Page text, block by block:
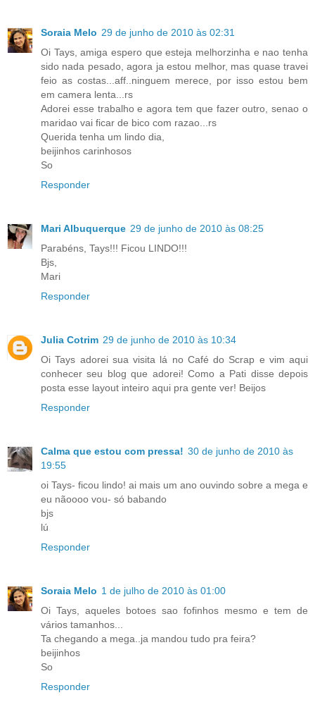
Soraia Melo 29 de junho de 2010 às 02:31
Oi Tays, amiga espero que esteja melhorzinha e nao tenha
sido nada pesado, agora ja estou melhor, mas quase travei
feio as costas...aff..ninguem merece, por isso estou bem
em camera lenta...rs
Adorei esse trabalho e agora tem que fazer outro, senao o
maridao vai ficar de bico com razao...rs
Querida tenha um lindo dia,
beijinhos carinhosos
So
Responder
Mari Albuquerque 29 de junho de 2010 às 08:25
Parabéns, Tays!!! Ficou LINDO!!!
Bjs,
Mari
Responder
Julia Cotrim 29 de junho de 2010 às 10:34
Oi Tays adorei sua visita lá no Café do Scrap e vim aqui
conhecer seu blog que adorei! Como a Pati disse depois
posta esse layout inteiro aqui pra gente ver! Beijos
Responder
Calma que estou com pressa! 30 de junho de 2010 às
19:55
oi Tays- ficou lindo! ai mais um ano ouvindo sobre a mega e
eu nãoooo vou- só babando
bjs
lú
Responder
Soraia Melo 1 de julho de 2010 às 01:00
Oi Tays, aqueles botoes sao fofinhos mesmo e tem de
vários tamanhos...
Ta chegando a mega..ja mandou tudo pra feira?
beijinhos
So
Responder